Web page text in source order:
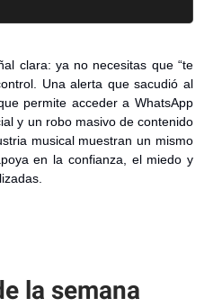
clara: ya no necesitas que “te
Una alerta que sacudió al
permite acceder a WhatsApp
y un robo masivo de contenido
musical muestran un mismo
en la confianza, el miedo y
la semana